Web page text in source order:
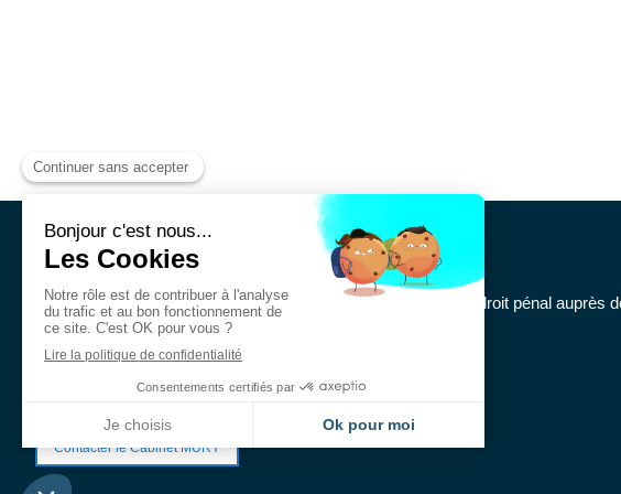
Cabinet MURY Avocats
Le Cabinet MURY Avocats intervient en droit immobilier et en droit pénal auprès
institutionnels, des sociétés et des particuliers.
Contacter le Cabinet MURY